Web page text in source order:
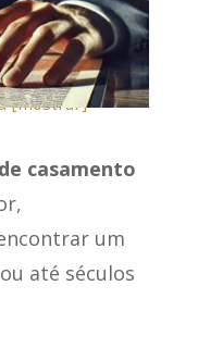
[mostrar]
casamento
um
até séculos